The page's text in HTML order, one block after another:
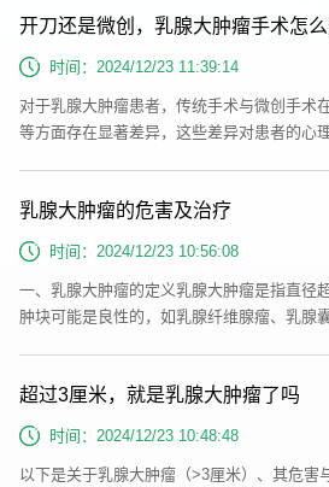
发阳气春生夏长，秋收冬藏，根据自然界阴
保护阳气、涵养精气，即所谓“养藏之道”。
理规划睡...
开刀还是微创，乳腺大肿瘤手术怎么
时间：2024/12/23 11:39:14
对于乳腺大肿瘤患者，传统手术与微创手术
等方面存在显著差异，这些差异对患者的心
作。大切口可能导致更多的组织损伤和出血
小，一般在0.3厘米至0.4厘米之间，有时甚
医疗器械，如腹腔镜...
乳腺大肿瘤的危害及治疗
时间：2024/12/23 10:56:08
一、乳腺大肿瘤的定义乳腺大肿瘤是指直径
肿块可能是良性的，如乳腺纤维腺瘤、乳腺
腺大肿瘤在乳房体表形成明显的肿块，影响
部分乳腺大肿瘤可能是恶性的，具有更高的
命安全。3.并发症...
超过3厘米，就是乳腺大肿瘤了吗
时间：2024/12/23 10:48:48
以下是关于乳腺大肿瘤（>3厘米）、其危害